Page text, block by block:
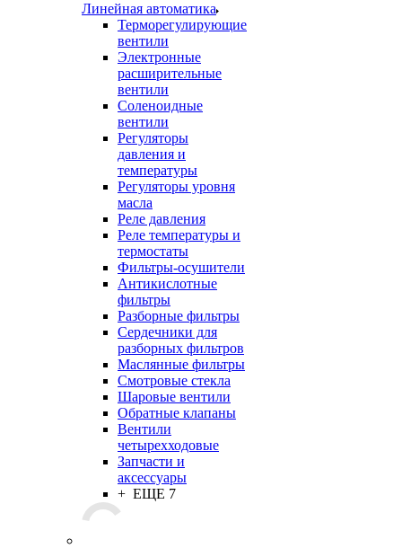
Линейная автоматика
Терморегулирующие
вентили
Электронные
расширительные
вентили
Соленоидные
вентили
Регуляторы
давления и
температуры
Регуляторы уровня
масла
Реле давления
Реле температуры и
термостаты
Фильтры-осушители
Антикислотные
фильтры
Разборные фильтры
Сердечники для
разборных фильтров
Маслянные фильтры
Смотровые стекла
Шаровые вентили
Обратные клапаны
Вентили
четырехходовые
Запчасти и
аксессуары
+ ЕЩЕ 7